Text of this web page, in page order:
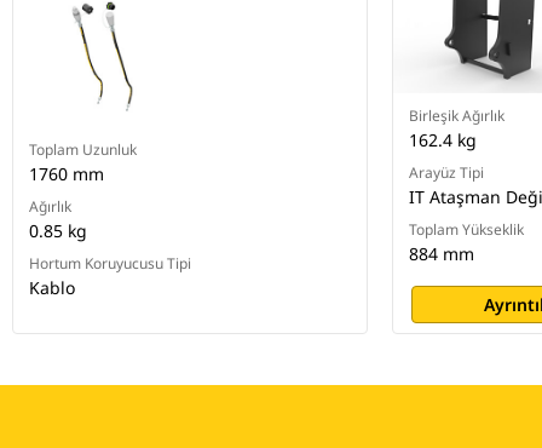
Toplam Uzunluk
1760 mm
Ağırlık
0.85 kg
Hortum Koruyucusu Tipi
Kablo
Birleşik Ağırlık
162.4 kg
Arayüz Tipi
IT Ataşman
Toplam Yükseklik
884 mm